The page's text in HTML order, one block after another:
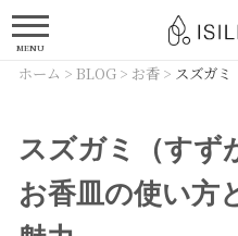
MENU
ホーム > BLOG> お香> スズガミ
スズガミ（すず
お香皿の使い方